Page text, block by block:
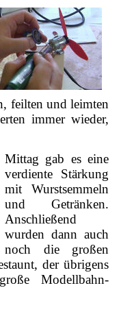
feilten und leimten
immer wieder,
Mittag gab es eine
verdiente Stärkung
mit Wurstsemmeln
und Getränken.
Anschließend
wurden dann auch
noch die großen
der übrigens
Modellbahn-